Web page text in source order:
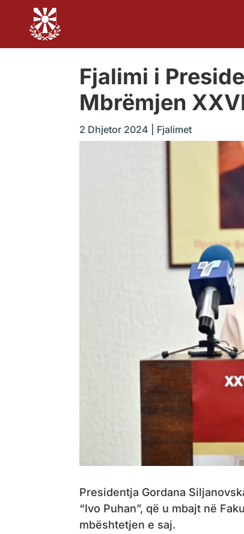
Fjalimi i
Mbrëmjen
2 Dhjetor 2024 Fjalimet
Presidentja Gordana
“Ivo Puhan”, që u mbajt në
mbështetjen e saj.